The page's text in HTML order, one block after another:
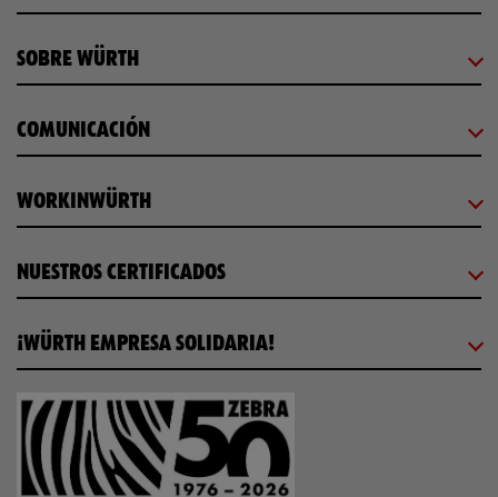
SOBRE WÜRTH
COMUNICACIÓN
WORKINWÜRTH
NUESTROS CERTIFICADOS
¡WÜRTH EMPRESA SOLIDARIA!